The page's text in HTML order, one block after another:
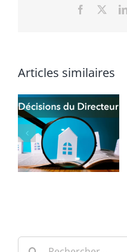
Facebook
Articles similaires
Rechercher: